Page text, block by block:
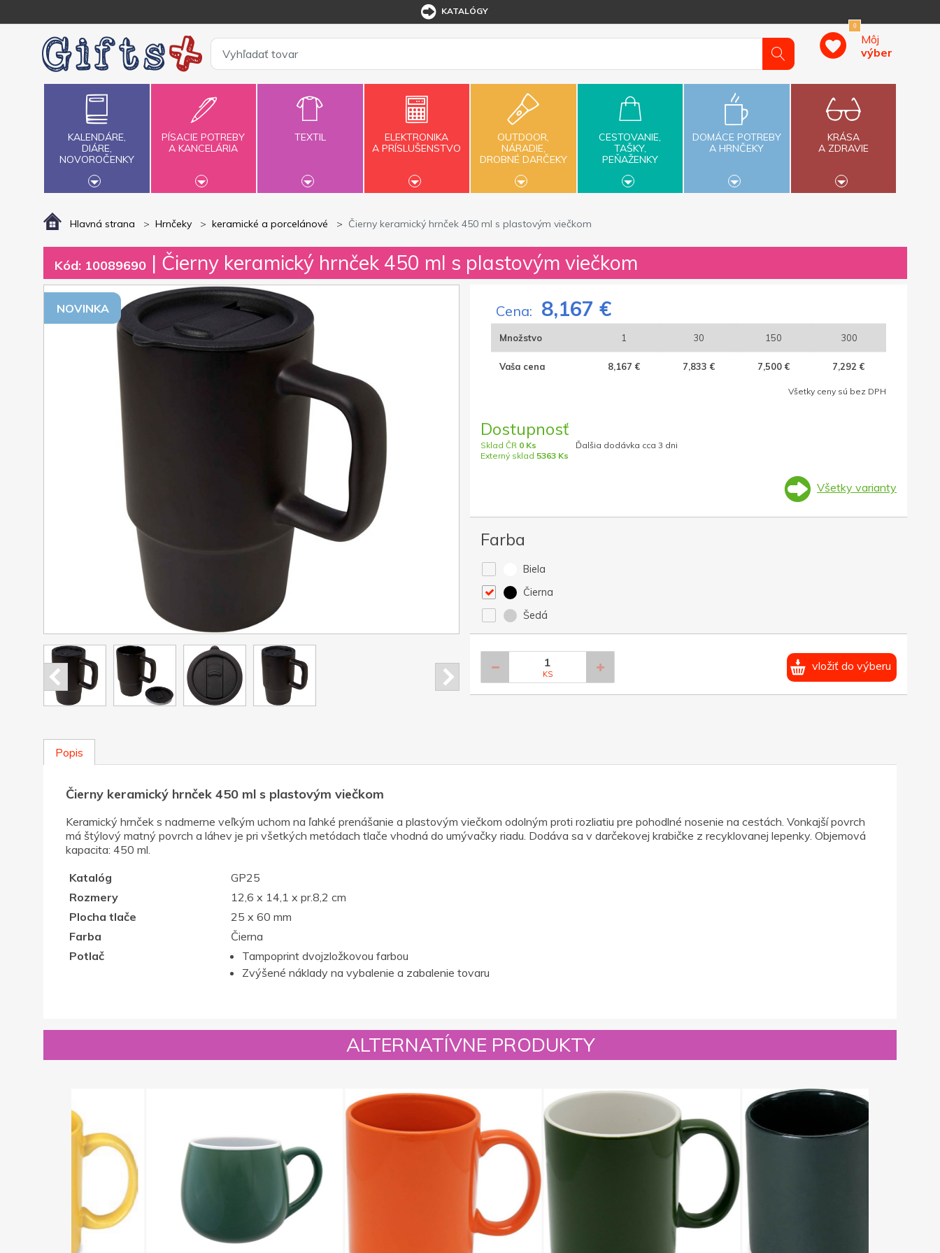
KATALÓGY
0
Môj
výber
KALENDÁRE,
DIÁRE,
NOVOROČENKY
PÍSACIE POTREBY
A KANCELÁRIA
TEXTIL
ELEKTRONIKA
A PRÍSLUŠENSTVO
OUTDOOR,
NÁRADIE,
DROBNÉ DARČEKY
CESTOVANIE,
TAŠKY,
PEŇAŽENKY
DOMÁCE POTREBY
A HRNČEKY
KRÁSA
A ZDRAVIE
Hlavná strana Hrnčeky keramické a porcelánové Čierny keramický hrnček 450 ml s plastovým viečkom
Kód: 10089690 | Čierny keramický hrnček 450 ml s plastovým viečkom
NOVINKA Cena: 8,167 €
Množstvo 1 30 150 300
Vaša cena 8,167 € 7,833 € 7,500 € 7,292 €
Všetky ceny sú bez DPH
Dostupnosť
Sklad ČR 0 Ks
Externý sklad 5363 Ks
Ďalšia dodávka cca 3 dni
Všetky varianty
Farba
Biela
Čierna
Šedá
KS
vložiť do výberu
Popis
Čierny keramický hrnček 450 ml s plastovým viečkom
Keramický hrnček s nadmerne veľkým uchom na ľahké prenášanie a plastovým viečkom odolným proti rozliatiu pre pohodlné nosenie na cestách. Vonkajší povrch
má štýlový matný povrch a láhev je pri všetkých metódach tlače vhodná do umývačky riadu. Dodáva sa v darčekovej krabičke z recyklovanej lepenky. Objemová
kapacita: 450 ml.
Katalóg
GP25
Rozmery
12,6 x 14,1 x pr.8,2 cm
Plocha tlače
25 x 60 mm
Farba
Čierna
Potlač
Tampoprint dvojzložkovou farbou
Zvýšené náklady na vybalenie a zabalenie tovaru
ALTERNATÍVNE PRODUKTY